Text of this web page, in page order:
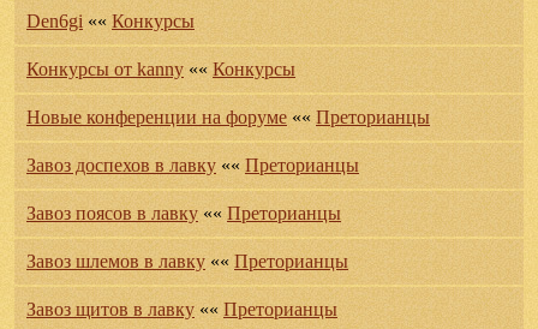
Den6gi «« Конкурсы
Конкурсы от kanny «« Конкурсы
Новые конференции на форуме «« Преторианцы
Завоз доспехов в лавку «« Преторианцы
Завоз поясов в лавку «« Преторианцы
Завоз шлемов в лавку «« Преторианцы
Завоз щитов в лавку «« Преторианцы